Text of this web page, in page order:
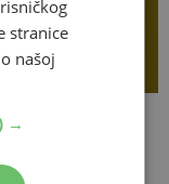
stranice
našoj
→